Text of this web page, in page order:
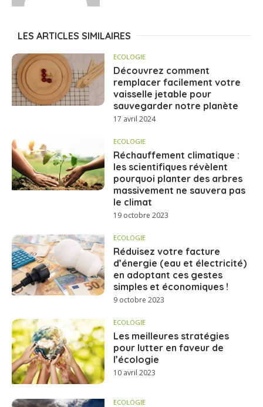
LES ARTICLES SIMILAIRES
ECOLOGIE
Découvrez comment
remplacer facilement votre
vaisselle jetable pour
sauvegarder notre planète
17 avril 2024
ECOLOGIE
Réchauffement climatique :
les scientifiques révèlent
pourquoi planter des arbres
massivement ne sauvera pas
le climat
19 octobre 2023
ECOLOGIE
Réduisez votre facture
d’énergie (eau et électricité)
en adoptant ces gestes
simples et économiques !
9 octobre 2023
ECOLOGIE
Les meilleures stratégies
pour lutter en faveur de
l’écologie
10 avril 2023
ECOLOGIE